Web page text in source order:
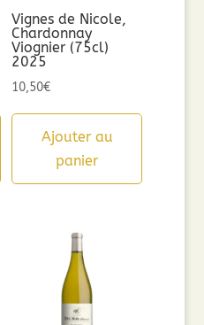
Vignes de Nicole,
Chardonnay
Viognier (75cl)
2025
10,50€
Ajouter au
panier